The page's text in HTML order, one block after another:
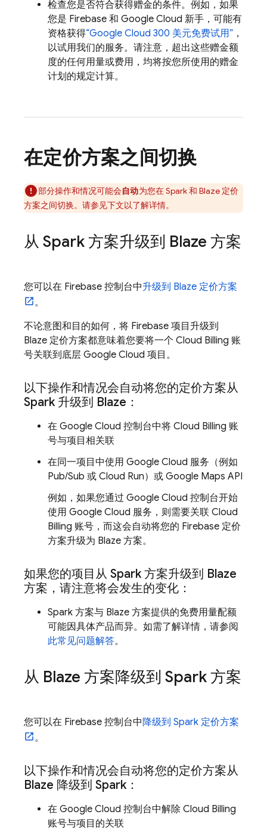
检查您是否符合获得赠金的条件。例如，如果
您是 Firebase 和 Google Cloud 新手，可能有
资格获得“Google Cloud 300 美元免费试用” ，
以试用我们的服务。请注意，超出这些赠金额
度的任何用量或费用，均将按您所使用的赠金
计划的规定计算。
在定价方案之间切换
部分操作和情况可能会自动为您在 Spark 和 Blaze 定价
方案之间切换。请参见下文以了解详情。
从 Spark 方案升级到 Blaze 方案
您可以在 Firebase 控制台中升级到 Blaze 定价方案
。
不论意图和目的如何，将 Firebase 项目升级到
Blaze 定价方案都意味着您要将一个 Cloud Billing 账
号关联到底层 Google Cloud 项目。
以下操作和情况会自动将您的定价方案从
Spark 升级到 Blaze：
在 Google Cloud 控制台中将 Cloud Billing 账
号与项目相关联
在同一项目中使用 Google Cloud 服务（例如
Pub/Sub 或 Cloud Run）或 Google Maps API
例如，如果您通过 Google Cloud 控制台开始
使用 Google Cloud 服务，则需要关联 Cloud
Billing 账号，而这会自动将您的 Firebase 定价
方案升级为 Blaze 方案。
如果您的项目从 Spark 方案升级到 Blaze
方案，请注意将会发生的变化：
Spark 方案与 Blaze 方案提供的免费用量配额
可能因具体产品而异。如需了解详情，请参阅
此常见问题解答。
从 Blaze 方案降级到 Spark 方案
您可以在 Firebase 控制台中 降级到 Spark 定价方案
。
以下操作和情况会自动将您的定价方案从
Blaze 降级到 Spark：
在 Google Cloud 控制台中解除 Cloud Billing
账号与项目的关联